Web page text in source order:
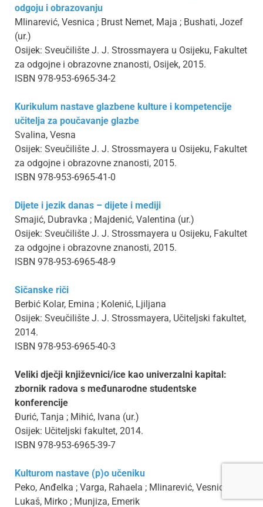
odgoju i obrazovanju
Mlinarević, Vesnica ; Brust Nemet, Maja ; Bushati, Jozef
(ur.)
Osijek: Sveučilište J. J. Strossmayera u Osijeku, Fakultet
za odgojne i obrazovne znanosti, Osijek, 2015.
ISBN 978-953-6965-34-2
Kurikulum nastave glazbene kulture i kompetencije
učitelja za poučavanje glazbe
Svalina, Vesna
Osijek: Sveučilište J. J. Strossmayera u Osijeku, Fakultet
za odgojne i obrazovne znanosti, 2015.
ISBN 978-953-6965-41-0
Dijete i jezik danas – dijete i mediji
Smajić, Dubravka ; Majdenić, Valentina (ur.)
Osijek: Sveučilište J. J. Strossmayera u Osijeku, Fakultet
za odgojne i obrazovne znanosti, 2015.
ISBN 978-953-6965-48-9
Sičanske riči
Berbić Kolar, Emina ; Kolenić, Ljiljana
Osijek: Sveučilište J. J. Strossmayera, Učiteljski fakultet,
2014.
ISBN 978-953-6965-40-3
Veliki dječji književnici/ice kao univerzalni kapital:
zbornik radova s međunarodne studentske
konferencije
Đurić, Tanja ; Mihić, Ivana (ur.)
Osijek: Učiteljski fakultet, 2014.
ISBN 978-953-6965-39-7
Kulturom nastave (p)o učeniku
Peko, Anđelka ; Varga, Rahaela ; Mlinarević, Vesnica ;
Lukaš, Mirko ; Munjiza, Emerik